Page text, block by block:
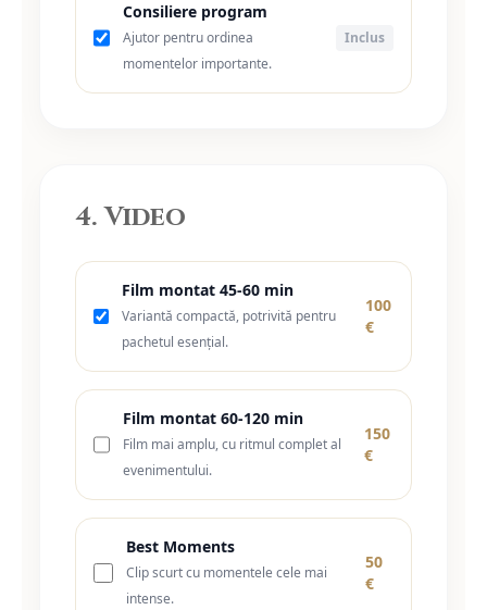
Consiliere program
Ajutor pentru ordinea
momentelor importante.
Inclus
4. Video
Film montat 45-60 min
Variantă compactă, potrivită pentru
pachetul esențial.
100
€
Film montat 60-120 min
Film mai amplu, cu ritmul complet al
evenimentului.
150
€
Best Moments
Clip scurt cu momentele cele mai
intense.
50
€